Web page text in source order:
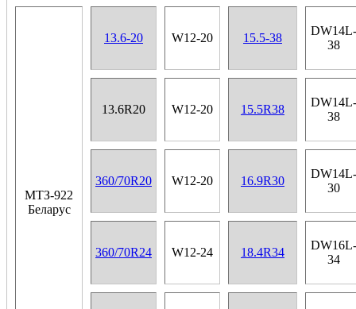
МТЗ-922
Беларус
13.6-20 W12-20 15.5-38
DW14L-
38
13.6R20 W12-20 15.5R38
DW14L-
38
360/70R20 W12-20 16.9R30
DW14L-
30
360/70R24 W12-24 18.4R34
DW16L-
34